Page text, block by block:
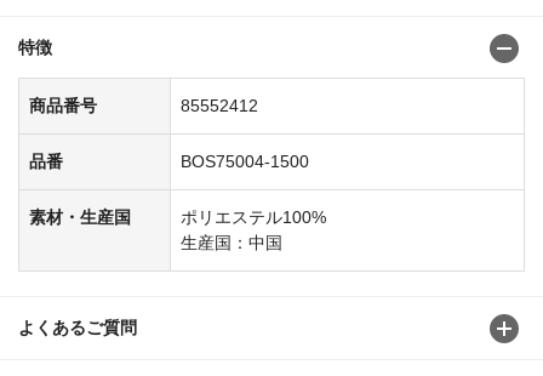
特徴
商品番号 85552412
品番 BOS75004-1500
素材・生産国
ポリエステル100%
生産国：中国
よくあるご質問